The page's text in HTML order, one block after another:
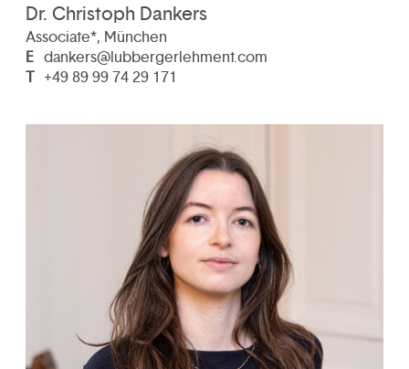
Dr. Christoph Dankers
Associate*, München
E dankers@lubbergerlehment.com
T +49 89 99 74 29 171